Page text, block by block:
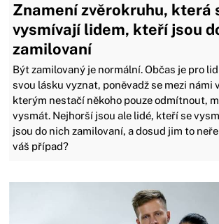
Znamení zvěrokruhu, která
vysmívají lidem, kteří jsou
zamilovaní
Být zamilovaný je normální. Občas je pro
svou lásku vyznat, poněvadž se mezi
kterým nestačí někoho pouze odmítnout,
vysmát. Nejhorší jsou ale lidé, kteří se
jsou do nich zamilovaní, a dosud jim to
váš případ?